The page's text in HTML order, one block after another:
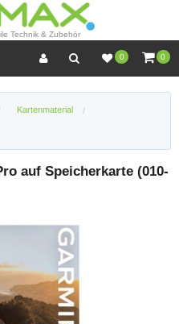
Technik & Zubehör
0 0
Kartenmaterial
auf Speicherkarte (010-